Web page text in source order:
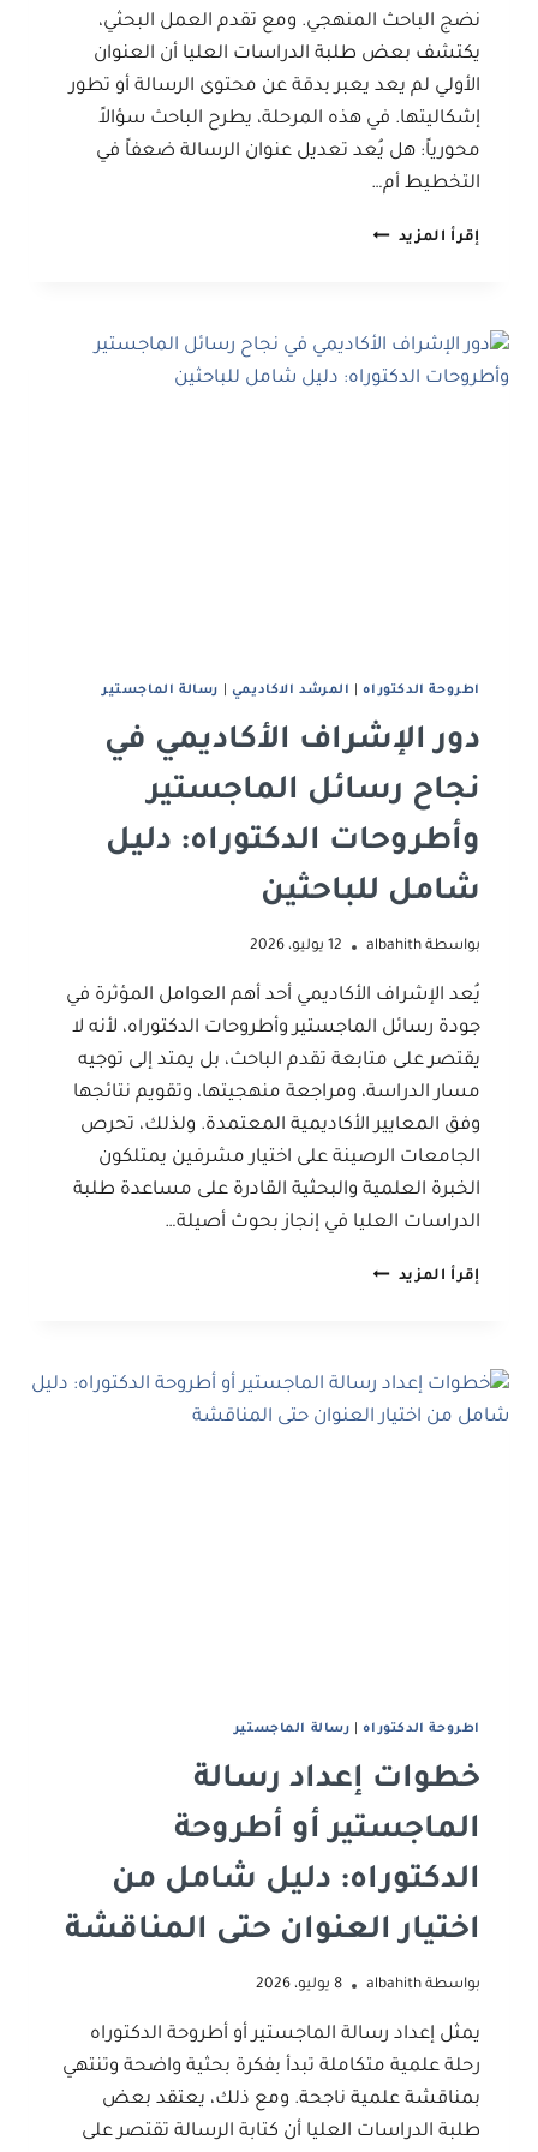
نضج الباحث المنهجي. ومع تقدم العمل البحثي،
يكتشف بعض طلبة الدراسات العليا أن العنوان
الأولي لم يعد يعبر بدقة عن محتوى الرسالة أو تطور
إشكاليتها. في هذه المرحلة، يطرح الباحث سؤالاً
محورياً: هل يُعد تعديل عنوان الرسالة ضعفاً في
التخطيط أم…
إقرأ المزيد متى
الرسالة
علمياً
اطروحة الدكتوراه| المرشد الاكاديمي رﺳﺎﻟﺔ اﻟﻤﺎﺟﺴﺘﻴﺮ
دور الإشراف الأكاديمي في
نجاح رسائل الماجستير
وأطروحات الدكتوراه: دليل
شامل للباحثين
بواسطة albahith 12 يوليو، 2026
يُعد الإشراف الأكاديمي أحد أهم العوامل المؤثرة في
جودة رسائل الماجستير وأطروحات الدكتوراه، لأنه لا
يقتصر على متابعة تقدم الباحث، بل يمتد إلى توجيه
مسار الدراسة، ومراجعة منهجيتها، وتقويم نتائجها
وفق المعايير الأكاديمية المعتمدة. ولذلك، تحرص
الجامعات الرصينة على اختيار مشرفين يمتلكون
الخبرة العلمية والبحثية القادرة على مساعدة طلبة
الدراسات العليا في إنجاز بحوث أصيلة…
إقرأ المزيد دور
نجاح
رسائل
الماجستير
اطروحة الدكتوراه| رﺳﺎﻟﺔ اﻟﻤﺎﺟﺴﺘﻴﺮ
خطوات إعداد رسالة
الماجستير أو أطروحة
الدكتوراه: دليل شامل من
اختيار العنوان حتى المناقشة
بواسطة albahith 8 يوليو، 2026
يمثل إعداد رسالة الماجستير أو أطروحة الدكتوراه
رحلة علمية متكاملة تبدأ بفكرة بحثية واضحة وتنتهي
بمناقشة علمية ناجحة. ومع ذلك، يعتقد بعض
طلبة الدراسات العليا أن كتابة الرسالة تقتصر على